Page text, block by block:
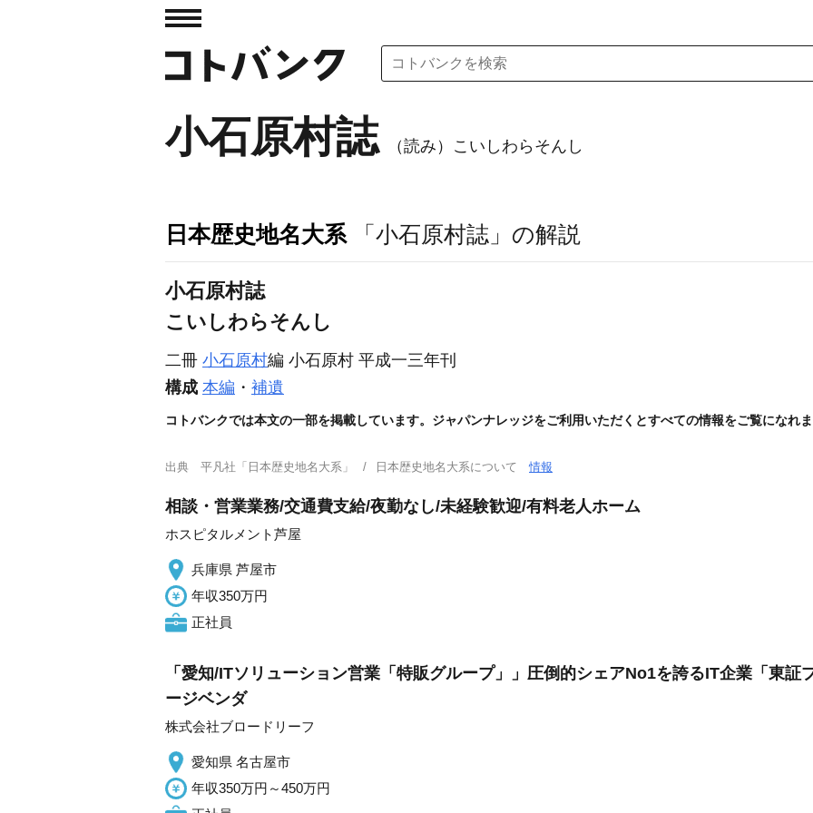
小石原村誌 （読み）こいしわらそんし
日本歴史地名大系 「小石原村誌」の解説
小石原村誌
こいしわらそんし
二冊 小石原村編 小石原村 平成一三年刊
構成 本編 ・ 補遺
コトバンクでは本文の一部を掲載しています。ジャパンナレッジをご利用いただくとすべての情報をご覧になれ
出典 平凡社「日本歴史地名大系」 日本歴史地名大系について情報
相談・営業業務/交通費支給/夜勤なし/未経験歓迎/有料老人ホーム
ホスピタルメント芦屋
兵庫県 芦屋市
年収350万円
正社員
「愛知/ITソリューション営業「特販グループ」」圧倒的シェアNo1を誇るIT企業「東証
ージベンダ
株式会社ブロードリーフ
愛知県 名古屋市
年収350万円～450万円